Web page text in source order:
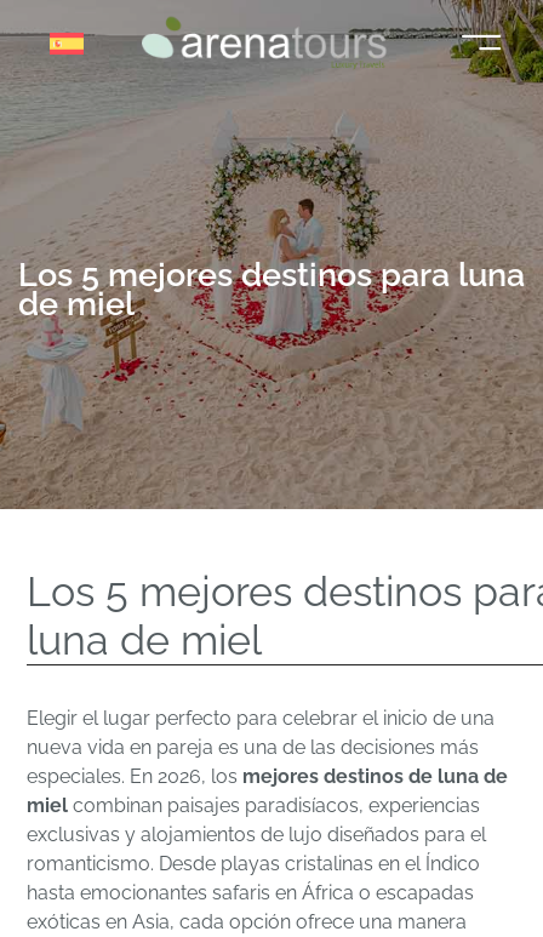
al
contenido
Los 5 mejores destinos para luna
de miel
Los 5 mejores destinos
luna de miel
Elegir el lugar perfecto para celebrar el inicio de una
nueva vida en pareja es una de las decisiones más
especiales. En 2026, los mejores destinos de luna de
miel combinan paisajes paradisíacos, experiencias
exclusivas y alojamientos de lujo diseñados para el
romanticismo. Desde playas cristalinas en el Índico
hasta emocionantes safaris en África o escapadas
exóticas en Asia, cada opción ofrece una manera